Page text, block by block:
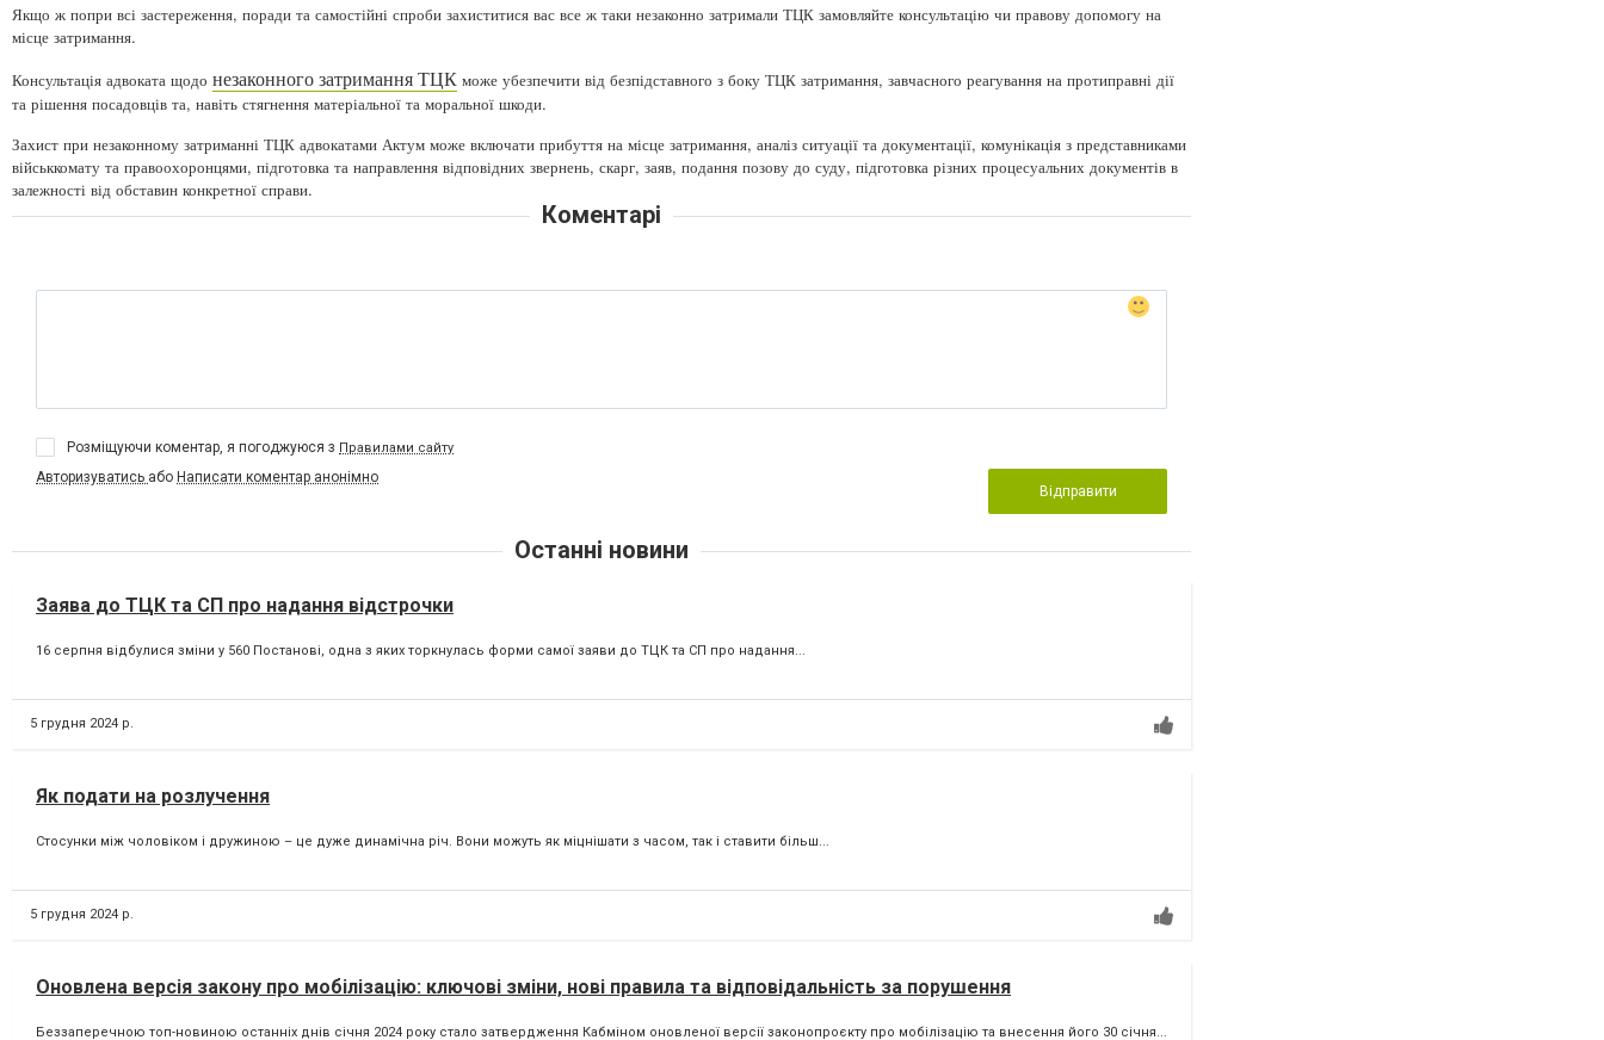
Якщо ж попри всі застереження, поради та самостійні спроби захиститися вас все ж таки незаконно затримали ТЦК замовляйте консультацію чи правову допомогу на
місце затримання.
Консультація адвоката щодо незаконного затримання ТЦК може убезпечити від безпідставного з боку ТЦК затримання, завчасного реагування на протиправні дії
та рішення посадовців та, навіть стягнення матеріальної та моральної шкоди.
Захист при незаконному затриманні ТЦК адвокатами Актум може включати прибуття на місце затримання, аналіз ситуації та документації, комунікація з представниками
військкомату та правоохоронцями, підготовка та направлення відповідних звернень, скарг, заяв, подання позову до суду, підготовка різних процесуальних документів в
залежності від обставин конкретної справи.
Коментарі
Розміщуючи коментар, я погоджуюся з Правилами сайту
Авторизуватись або Написати коментар анонімно
Відправити
Останні новини
Заява до ТЦК та СП про надання відстрочки
16 серпня відбулися зміни у 560 Постанові, одна з яких торкнулась форми самої заяви до ТЦК та СП про надання...
5 грудня 2024 р.
Як подати на розлучення
Стосунки між чоловіком і дружиною – це дуже динамічна річ. Вони можуть як міцнішати з часом, так і ставити більш...
5 грудня 2024 р.
Оновлена версія закону про мобілізацію: ключові зміни, нові правила та відповідальність за порушення
Беззаперечною топ-новиною останніх днів січня 2024 року стало затвердження Кабміном оновленої версії законопроєкту про мобілізацію та внесення його 30 січня...